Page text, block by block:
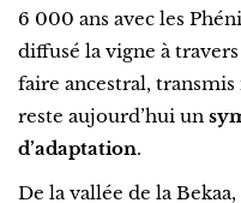
6 000 ans avec les
diffusé la vigne à
faire ancestral,
reste aujourd’hui un
d’adaptation.
De la vallée de la